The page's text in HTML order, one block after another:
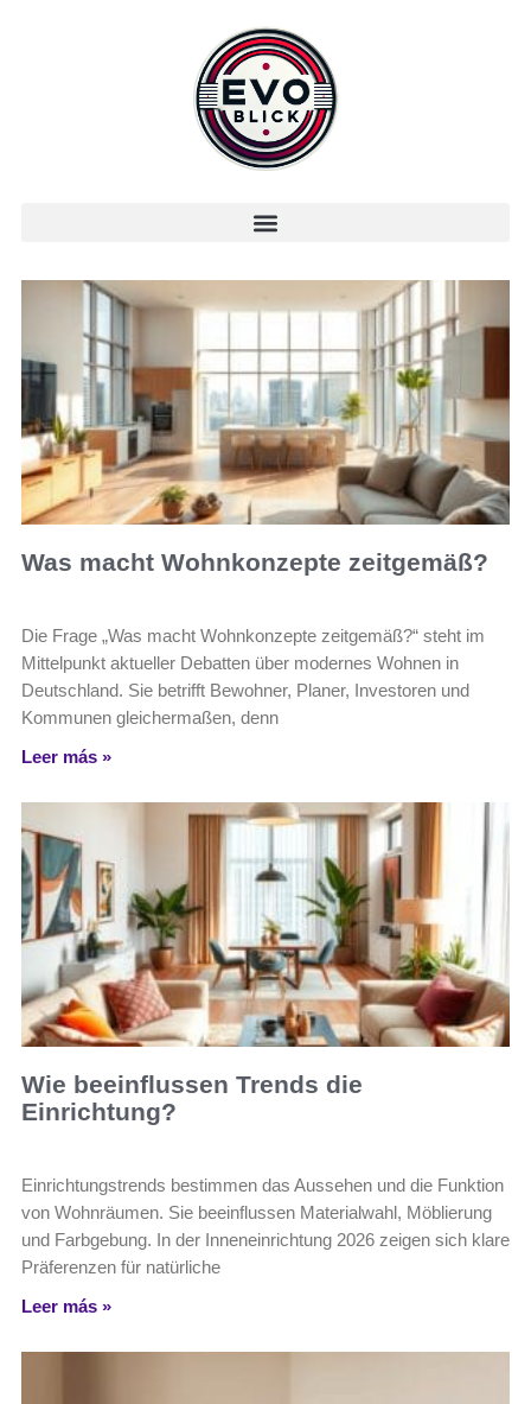
Was macht Wohnkonzepte zeitgemäß?
Die Frage „Was macht Wohnkonzepte zeitgemäß?“ steht im
Mittelpunkt aktueller Debatten über modernes Wohnen in
Deutschland. Sie betrifft Bewohner, Planer, Investoren und
Kommunen gleichermaßen, denn
Leer más »
Wie beeinflussen Trends die
Einrichtung?
Einrichtungstrends bestimmen das Aussehen und die Funktion
von Wohnräumen. Sie beeinflussen Materialwahl, Möblierung
und Farbgebung. In der Inneneinrichtung 2026 zeigen sich klare
Präferenzen für natürliche
Leer más »